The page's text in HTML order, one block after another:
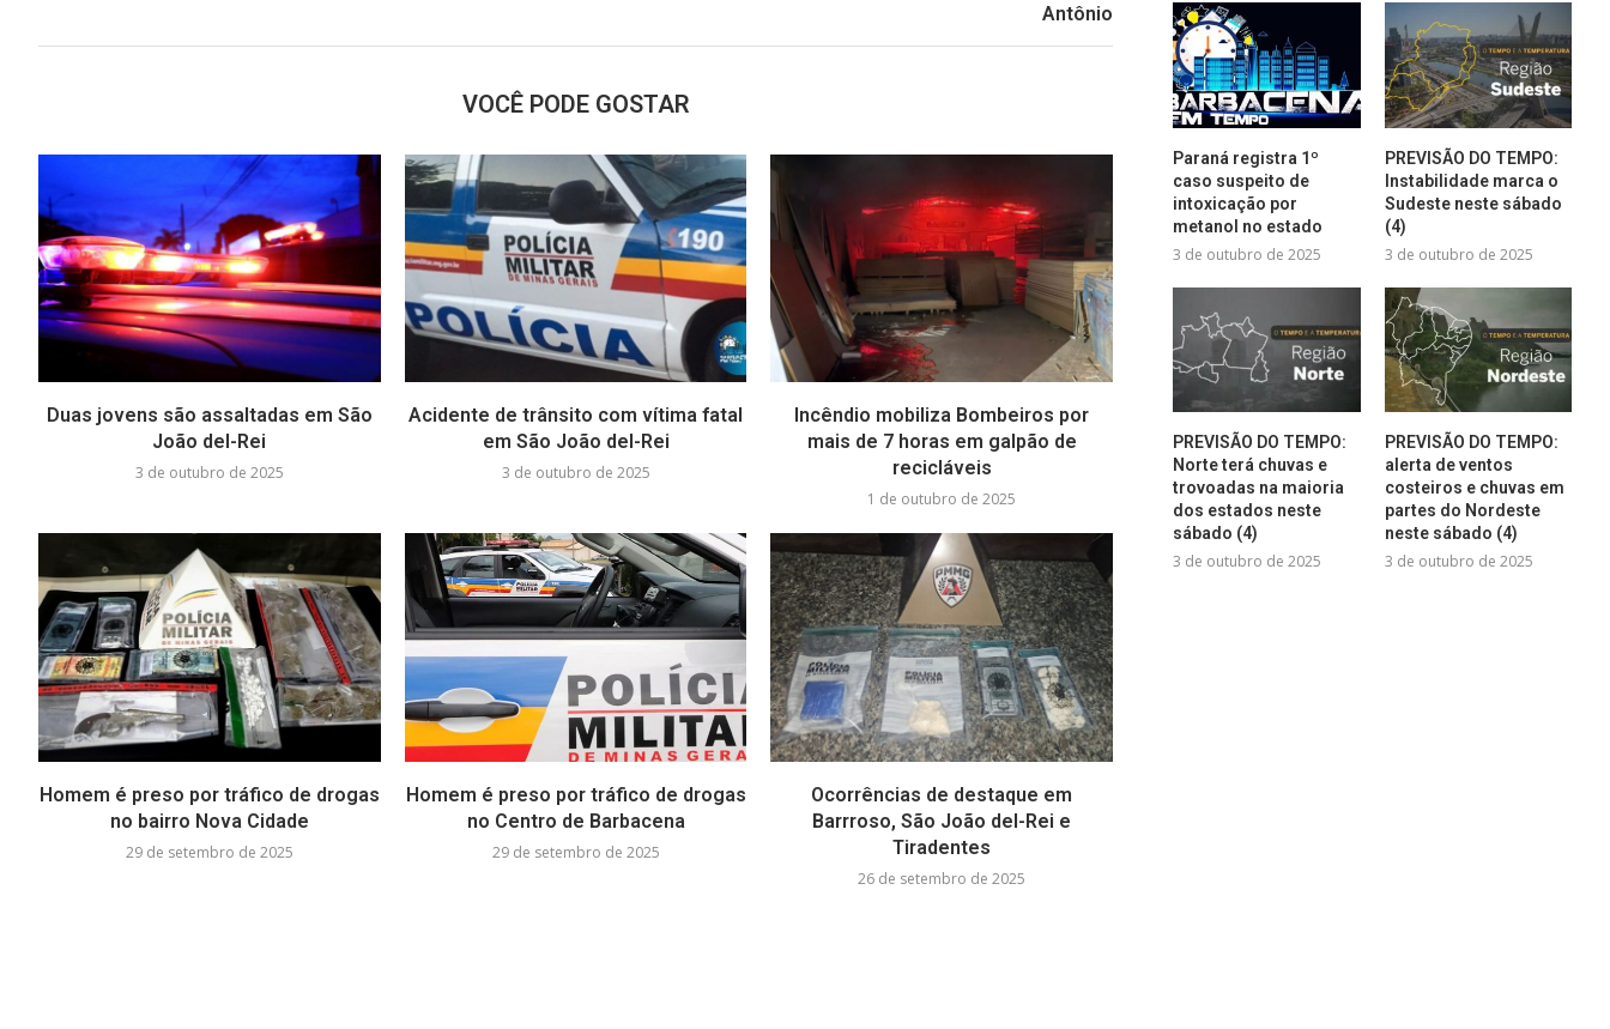
Antônio
VOCÊ PODE GOSTAR
Duas jovens são assaltadas em São
João del-Rei
3 de outubro de 2025
Acidente de trânsito com vítima fatal
em São João del-Rei
3 de outubro de 2025
Incêndio mobiliza Bombeiros por
mais de 7 horas em galpão de
recicláveis
1 de outubro de 2025
Homem é preso por tráfico de drogas
no bairro Nova Cidade
29 de setembro de 2025
Homem é preso por tráfico de drogas
no Centro de Barbacena
29 de setembro de 2025
Ocorrências de destaque em
Barrroso, São João del-Rei e
Tiradentes
26 de setembro de 2025
Paraná registra 1º
caso suspeito de
intoxicação por
metanol no estado
3 de outubro de 2025
PREVISÃO DO TEMPO:
Instabilidade marca o
Sudeste neste sábado
(4)
3 de outubro de 2025
PREVISÃO DO TEMPO:
Norte terá chuvas e
trovoadas na maioria
dos estados neste
sábado (4)
3 de outubro de 2025
PREVISÃO DO TEMPO:
alerta de ventos
costeiros e chuvas em
partes do Nordeste
neste sábado (4)
3 de outubro de 2025